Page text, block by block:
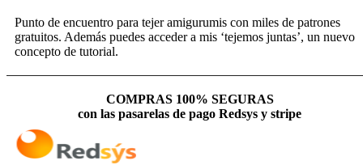
Punto de encuentro para tejer amigurumis con miles de patrones
gratuitos. Además puedes acceder a mis ‘tejemos juntas’, un nuevo
concepto de tutorial.
COMPRAS 100% SEGURAS
con las pasarelas de pago Redsys y stripe